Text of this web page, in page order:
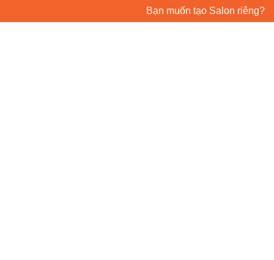
Bạn muốn tạo Salon riêng?